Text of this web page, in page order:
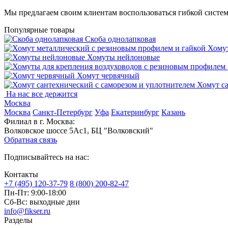
Мы предлагаем своим клиентам воспользоваться гибкой
Популярные товары
Скоба однолапковая
Хомуты нейлоновые
Хомут червячный
Хомут
На нас все держится
Москва
Москва Санкт-Петербург Уфа Екатеринбург Казань
Филиал в г. Москва:
Волковское шоссе 5Ас1, БЦ "Волковский"
Обратная связь
Подписывайтесь на нас:
Контакты
+7 (495) 120-37-79 8 (800) 200-82-47
Пн-Пт: 9:00-18:00
Сб-Вс: выходные дни
info@fikser.ru
Разделы